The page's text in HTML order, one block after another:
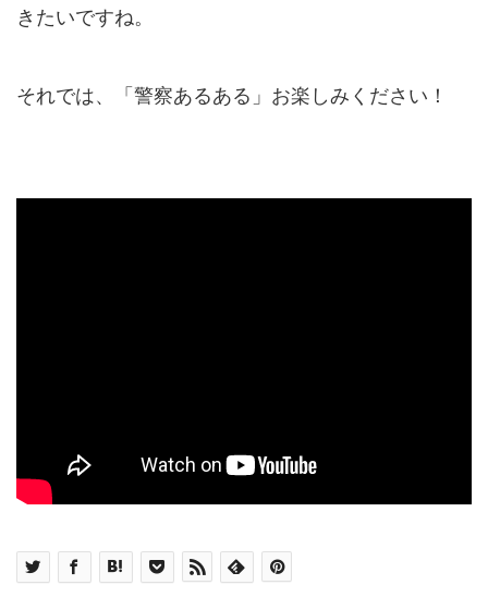
きたいですね。
それでは、「警察あるある」お楽しみください！